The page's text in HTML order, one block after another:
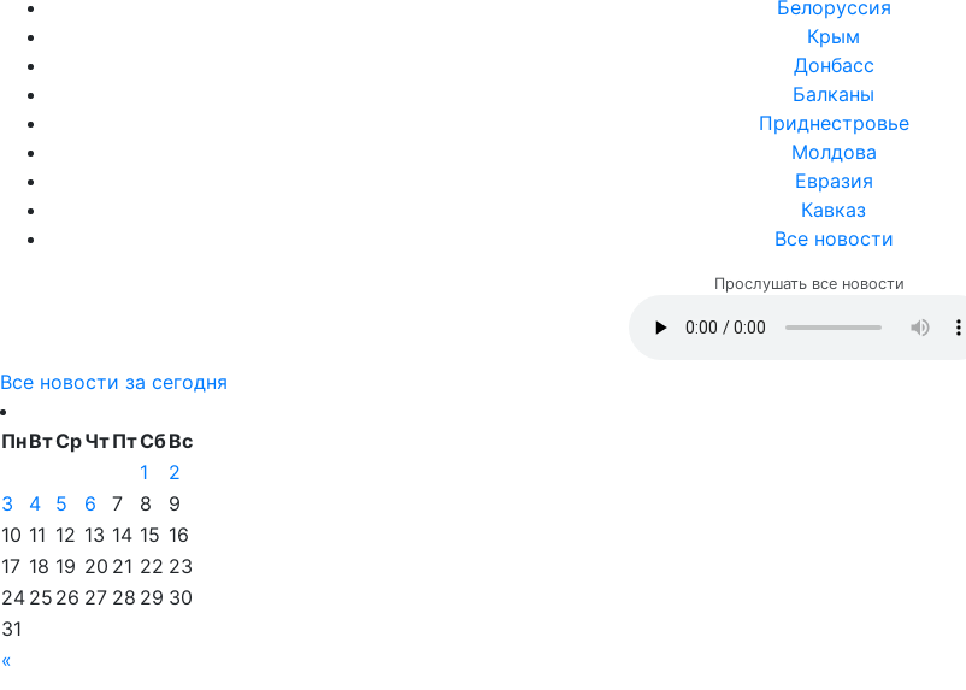
Белоруссия
Крым
Донбасс
Балканы
Приднестровье
Молдова
Евразия
Кавказ
Все новости
Прослушать все новости
Все новости за сегодня
ПнВтСрЧтПтСбВс
«
1
2
3
4 5 6 7 8
9
10 11 12 13 14 15 16
17 18 19 20 21 22 23
24 25 26 27 28 29 30
31